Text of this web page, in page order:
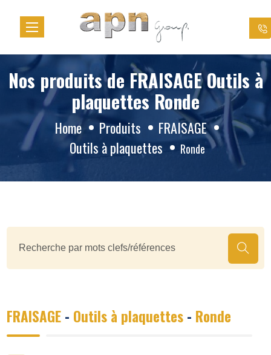
Nos produits de FRAISAGE Outils à
plaquettes Ronde
Home Produits
FRAISAGE
Outils à plaquettes
Ronde
FRAISAGE - Outils à plaquettes - Ronde